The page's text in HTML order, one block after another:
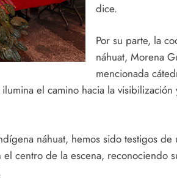
dice.
Por su parte, la
náhuat, Morena
mencionada
el camino hacia la
náhuat, hemos sido testigos
centro de la escena, reconociendo